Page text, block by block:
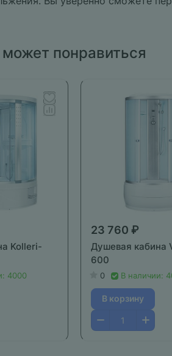
понравиться
Kolleri-
4000
23 760 ₽
Душевая кабина
600
0 В наличии:
В корзину